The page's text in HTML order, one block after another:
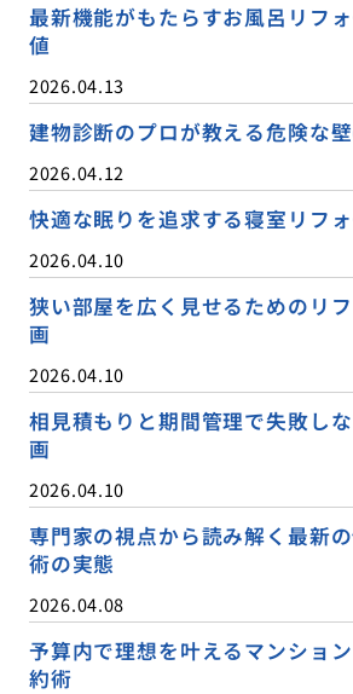
最新機能がもたらすお風呂リフ
値
2026.04.13
建物診断のプロが教える危険な
2026.04.12
快適な眠りを追求する寝室リフ
2026.04.10
狭い部屋を広く見せるためのリ
画
2026.04.10
相見積もりと期間管理で失敗し
画
2026.04.10
専門家の視点から読み解く最新
術の実態
2026.04.08
予算内で理想を叶えるマンショ
約術